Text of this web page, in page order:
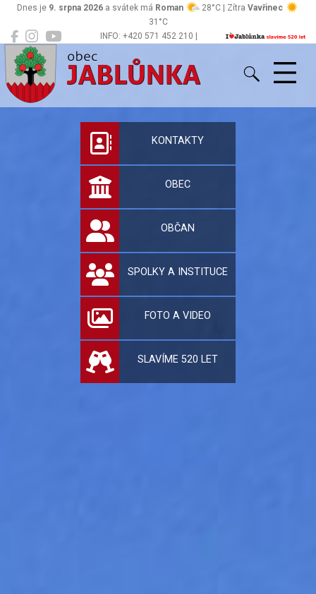
INFO: +420 571 452 210 |
Dnes je 9. srpna 2026 a svátek má Roman 28°C | Zítra Vavřinec
31°C
Jablůnka
Oficiální stránky
KONTAKTY
OBEC
OBČAN
SPOLKY A INSTITUCE
FOTO A VIDEO
SLAVÍME 520 LET